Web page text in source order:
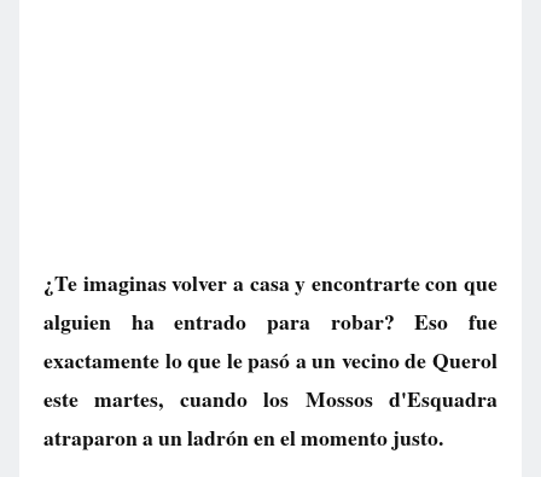
¿Te imaginas volver a casa y encontrarte con que
alguien ha entrado para robar? Eso fue
exactamente lo que le pasó a un vecino de Querol
este martes, cuando los Mossos d'Esquadra
atraparon a un ladrón en el momento justo.